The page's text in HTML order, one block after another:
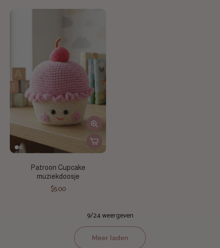
Patroon Cupcake
muziekdoosje
$5.00
9/24 weergeven
Meer laden